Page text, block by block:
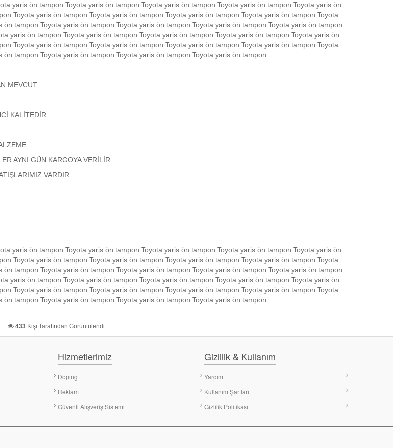
yaris ön tampon Toyota yaris ön tampon Toyota yaris ön tampon Toyota yaris ön tampon Toyota yaris ön
Toyota yaris ön tampon Toyota yaris ön tampon Toyota yaris ön tampon Toyota yaris ön tampon Toyota
tampon Toyota yaris ön tampon Toyota yaris ön tampon Toyota yaris ön tampon Toyota yaris ön tampon
yaris ön tampon Toyota yaris ön tampon Toyota yaris ön tampon Toyota yaris ön tampon Toyota yaris ön
Toyota yaris ön tampon Toyota yaris ön tampon Toyota yaris ön tampon Toyota yaris ön tampon Toyota
tampon Toyota yaris ön tampon Toyota yaris ön tampon Toyota yaris ön tampon
KARGOYA VERİLİR
VARDIR
yaris ön tampon Toyota yaris ön tampon Toyota yaris ön tampon Toyota yaris ön tampon Toyota yaris ön
Toyota yaris ön tampon Toyota yaris ön tampon Toyota yaris ön tampon Toyota yaris ön tampon Toyota
tampon Toyota yaris ön tampon Toyota yaris ön tampon Toyota yaris ön tampon Toyota yaris ön tampon
yaris ön tampon Toyota yaris ön tampon Toyota yaris ön tampon Toyota yaris ön tampon Toyota yaris ön
Toyota yaris ön tampon Toyota yaris ön tampon Toyota yaris ön tampon Toyota yaris ön tampon Toyota
tampon Toyota yaris ön tampon Toyota yaris ön tampon Toyota yaris ön tampon
433Kişi Tarafından Görüntülendi.
Hizmetlerimiz
Doping
Reklam
Güvenli Alışveriş Sistemi
Gizlilik & Kullanım
Yardım
Kullanım Şartları
Gizlilik Politikası